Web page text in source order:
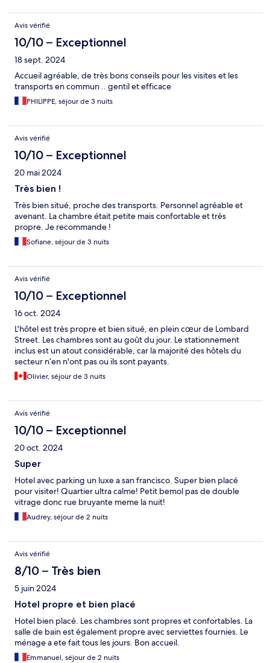
Avis vérifié
10/10 – Exceptionnel
18 sept. 2024
Accueil agréable, de très bons conseils pour les visites et les
transports en commun .. gentil et efficace
PHILIPPE, séjour de 3 nuits
Avis vérifié
10/10 – Exceptionnel
20 mai 2024
Très bien !
Très bien situé, proche des transports. Personnel agréable et
avenant. La chambre était petite mais confortable et très
propre. Je recommande !
Sofiane, séjour de 3 nuits
Avis vérifié
10/10 – Exceptionnel
16 oct. 2024
L'hôtel est très propre et bien situé, en plein cœur de Lombard
Street. Les chambres sont au goût du jour. Le stationnement
inclus est un atout considérable, car la majorité des hôtels du
secteur n’en n'ont pas ou ils sont payants.
Olivier, séjour de 3 nuits
Avis vérifié
10/10 – Exceptionnel
20 oct. 2024
Super
Hotel avec parking un luxe a san francisco. Super bien placé
pour visiter! Quartier ultra calme! Petit bemol pas de double
vitrage donc rue bruyante meme la nuit!
Audrey, séjour de 2 nuits
Avis vérifié
8/10 – Très bien
5 juin 2024
Hotel propre et bien placé
Hotel bien placé. Les chambres sont propres et confortables. La
salle de bain est également propre avec serviettes fournies. Le
ménage a ete fait tous les jours. Bon accueil.
Emmanuel, séjour de 2 nuits